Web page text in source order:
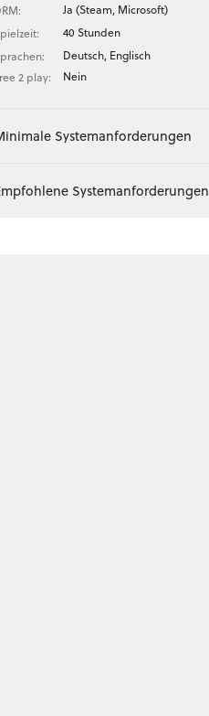
Ja (Steam, Microsoft)
40 Stunden
Deutsch, Englisch
2 play:
Nein
Systemanforderungen
Systemanforderungen